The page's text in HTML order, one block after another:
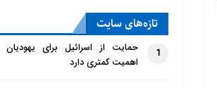
تازه‌‌های سایت
1
حمایت از اسرائیل برای یهودیان
اهمیت کمتری دارد